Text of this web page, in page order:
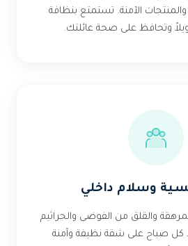
الآمنة. تستمتع بنظافة
وتحافظ على صحة عائلتك.
وسلام داخلي
والقلق من الفوضى والجراثيم
كل صباح على شقة نظيفة وآمنة